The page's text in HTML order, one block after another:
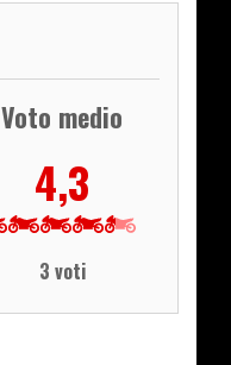
Voto medio
4,3
3 voti